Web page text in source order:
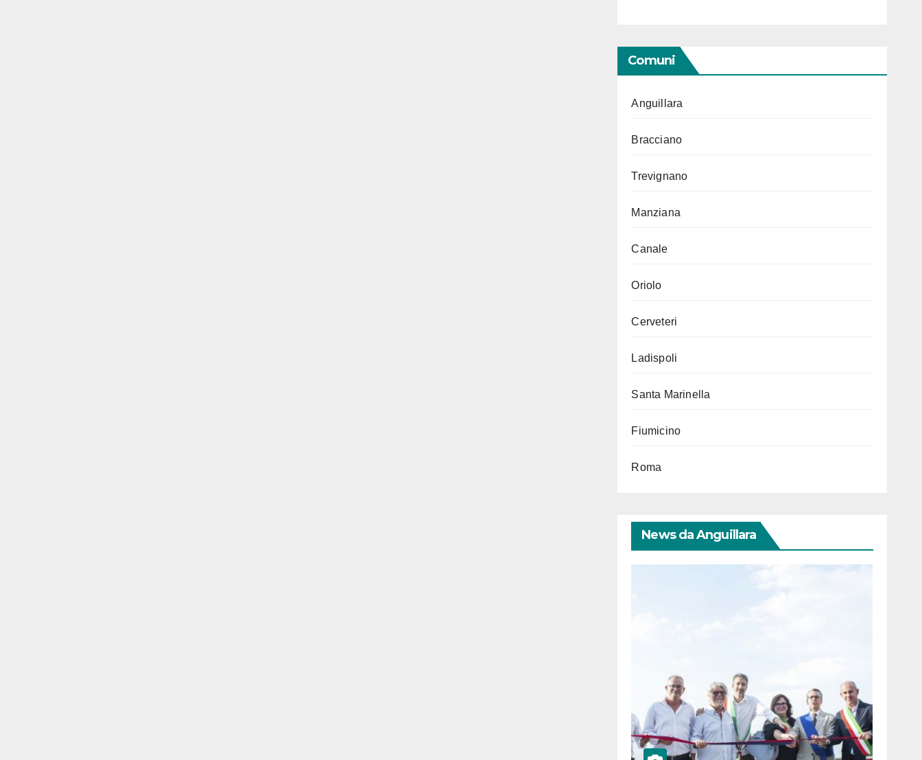
Comuni
Anguillara
Bracciano
Trevignano
Manziana
Canale
Oriolo
Cerveteri
Ladispoli
Santa Marinella
Fiumicino
Roma
News da Anguillara